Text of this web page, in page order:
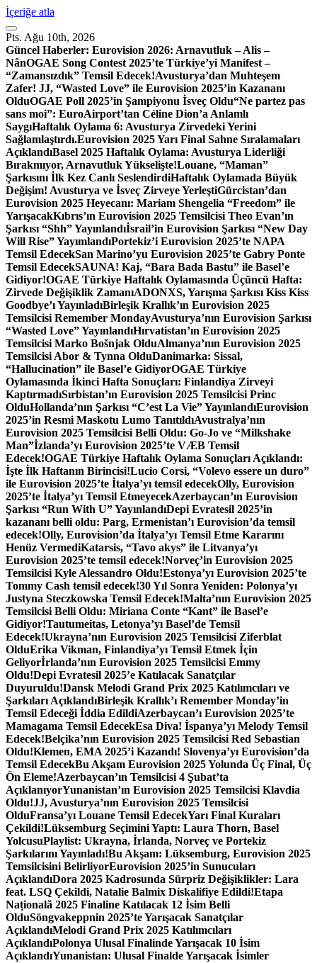
İçeriğe atla
Pts. Ağu 10th, 2026
Güncel Haberler: Eurovision 2026: Arnavutluk – Alis –
NânOGAE Song Contest 2025’te Türkiye’yi Manifest –
“Zamansızdık” Temsil Edecek!Avusturya’dan Muhteşem
Zafer! JJ, “Wasted Love” ile Eurovision 2025’in Kazananı
OlduOGAE Poll 2025’in Şampiyonu İsveç Oldu“Ne partez pas
sans moi”: EuroAirport’tan Céline Dion’a Anlamlı
SaygıHaftalık Oylama 6: Avusturya Zirvedeki Yerini
Sağlamlaştırdı.Eurovision 2025 Yarı Final Sahne Sıralamaları
AçıklandıBasel 2025 Haftalık Oylama: Avusturya Liderliği
Bırakmıyor, Arnavutluk Yükselişte!Louane, “Maman”
Şarkısını İlk Kez Canlı SeslendirdiHaftalık Oylamada Büyük
Değişim! Avusturya ve İsveç Zirveye YerleştiGürcistan’dan
Eurovision 2025 Heyecanı: Mariam Shengelia “Freedom” ile
YarışacakKıbrıs’ın Eurovision 2025 Temsilcisi Theo Evan’ın
Şarkısı “Shh” Yayınlandıİsrail’in Eurovision Şarkısı “New Day
Will Rise” YayımlandıPortekiz’i Eurovision 2025’te NAPA
Temsil EdecekSan Marino’yu Eurovision 2025’te Gabry Ponte
Temsil EdecekSAUNA! Kaj, “Bara Bada Bastu” ile Basel’e
Gidiyor!OGAE Türkiye Haftalık Oylamasında Üçüncü Hafta:
Zirvede Değişiklik ZamanıADONXS, Yarışma Şarkısı Kiss Kiss
Goodbye’ı YayınladıBirleşik Krallık’ın Eurovision 2025
Temsilcisi Remember MondayAvusturya’nın Eurovision Şarkısı
“Wasted Love” YayınlandıHırvatistan’ın Eurovision 2025
Temsilcisi Marko Bošnjak OlduAlmanya’nın Eurovision 2025
Temsilcisi Abor & Tynna OlduDanimarka: Sissal,
“Hallucination” ile Basel’e GidiyorOGAE Türkiye
Oylamasında İkinci Hafta Sonuçları: Finlandiya Zirveyi
KaptırmadıSırbistan’ın Eurovision 2025 Temsilcisi Princ
OlduHollanda’nın Şarkısı “C’est La Vie” YayınlandıEurovision
2025’in Resmi Maskotu Lumo TanıtıldıAvustralya’nın
Eurovision 2025 Temsilcisi Belli Oldu: Go-Jo ve “Milkshake
Man”İzlanda’yı Eurovision 2025’te VÆB Temsil
Edecek!OGAE Türkiye Haftalık Oylama Sonuçları Açıklandı:
İşte İlk Haftanın Birincisi!Lucio Corsi, “Volevo essere un duro”
ile Eurovision 2025’te İtalya’yı temsil edecekOlly, Eurovision
2025’te İtalya’yı Temsil EtmeyecekAzerbaycan’ın Eurovision
Şarkısı “Run With U” YayınlandıDepi Evratesil 2025’in
kazananı belli oldu: Parg, Ermenistan’ı Eurovision’da temsil
edecek!Olly, Eurovision’da İtalya’yı Temsil Etme Kararını
Henüz VermediKatarsis, “Tavo akys” ile Litvanya’yı
Eurovision 2025’te temsil edecek!Norveç’in Eurovision 2025
Temsilcisi Kyle Alessandro Oldu!Estonya’yı Eurovision 2025’te
Tommy Cash temsil edecek!30 Yıl Sonra Yeniden: Polonya’yı
Justyna Steczkowska Temsil Edecek!Malta’nın Eurovision 2025
Temsilcisi Belli Oldu: Miriana Conte “Kant” ile Basel’e
Gidiyor!Tautumeitas, Letonya’yı Basel’de Temsil
Edecek!Ukrayna’nın Eurovision 2025 Temsilcisi Ziferblat
OlduErika Vikman, Finlandiya’yı Temsil Etmek İçin
Geliyorİrlanda’nın Eurovision 2025 Temsilcisi Emmy
Oldu!Depi Evratesil 2025’e Katılacak Sanatçılar
Duyuruldu!Dansk Melodi Grand Prix 2025 Katılımcıları ve
Şarkıları AçıklandıBirleşik Krallık’ı Remember Monday’in
Temsil Edeceği İddia EdildiAzerbaycan’ı Eurovision 2025’te
Mamagama Temsil EdecekEsa Diva! İspanya’yı Melody Temsil
Edecek!Belçika’nın Eurovision 2025 Temsilcisi Red Sebastian
Oldu!Klemen, EMA 2025’i Kazandı! Slovenya’yı Eurovision’da
Temsil EdecekBu Akşam Eurovision 2025 Yolunda Üç Final, Üç
Ön Eleme!Azerbaycan’ın Temsilcisi 4 Şubat’ta
AçıklanıyorYunanistan’ın Eurovision 2025 Temsilcisi Klavdia
Oldu!JJ, Avusturya’nın Eurovision 2025 Temsilcisi
OlduFransa’yı Louane Temsil EdecekYarı Final Kuraları
Çekildi!Lüksemburg Seçimini Yaptı: Laura Thorn, Basel
YolcusuPlaylist: Ukrayna, İrlanda, Norveç ve Portekiz
Şarkılarını Yayınladı!Bu Akşam: Lüksemburg, Eurovision 2025
Temsilcisini BelirliyorEurovision 2025’in Sunucuları
AçıklandıDora 2025 Kadrosunda Sürpriz Değişiklikler: Lara
feat. LSQ Çekildi, Natalie Balmix Diskalifiye Edildi!Etapa
Națională 2025 Finaline Katılacak 12 İsim Belli
OlduSöngvakeppnin 2025’te Yarışacak Sanatçılar
AçıklandıMelodi Grand Prix 2025 Katılımcıları
AçıklandıPolonya Ulusal Finalinde Yarışacak 10 İsim
AçıklandıYunanistan: Ulusal Finalde Yarışacak İsimler